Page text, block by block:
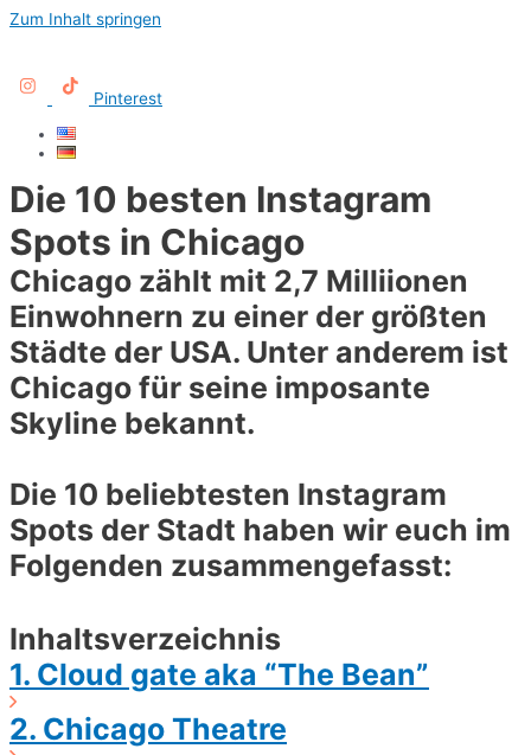
Zum Inhalt springen
Pinterest
Die 10 besten Instagram
Spots in Chicago
Chicago zählt mit 2,7 Milliionen
Einwohnern zu einer der größten
Städte der USA. Unter anderem ist
Chicago für seine imposante
Skyline bekannt.
Die 10 beliebtesten Instagram
Spots der Stadt haben wir euch im
Folgenden zusammengefasst:
Inhaltsverzeichnis
1. Cloud gate aka “The Bean”
2. Chicago Theatre